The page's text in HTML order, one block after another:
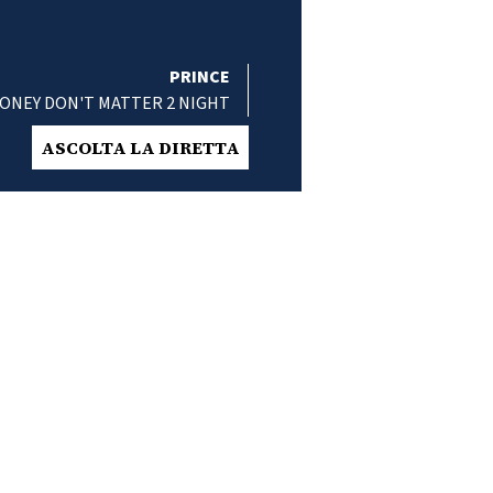
PRINCE
DON'T MATTER 2 NIGHT
ASCOLTA LA DIRETTA